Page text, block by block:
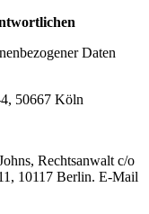
Daten
50667 Köln
Rechtsanwalt c/o
10117 Berlin. E-Mail